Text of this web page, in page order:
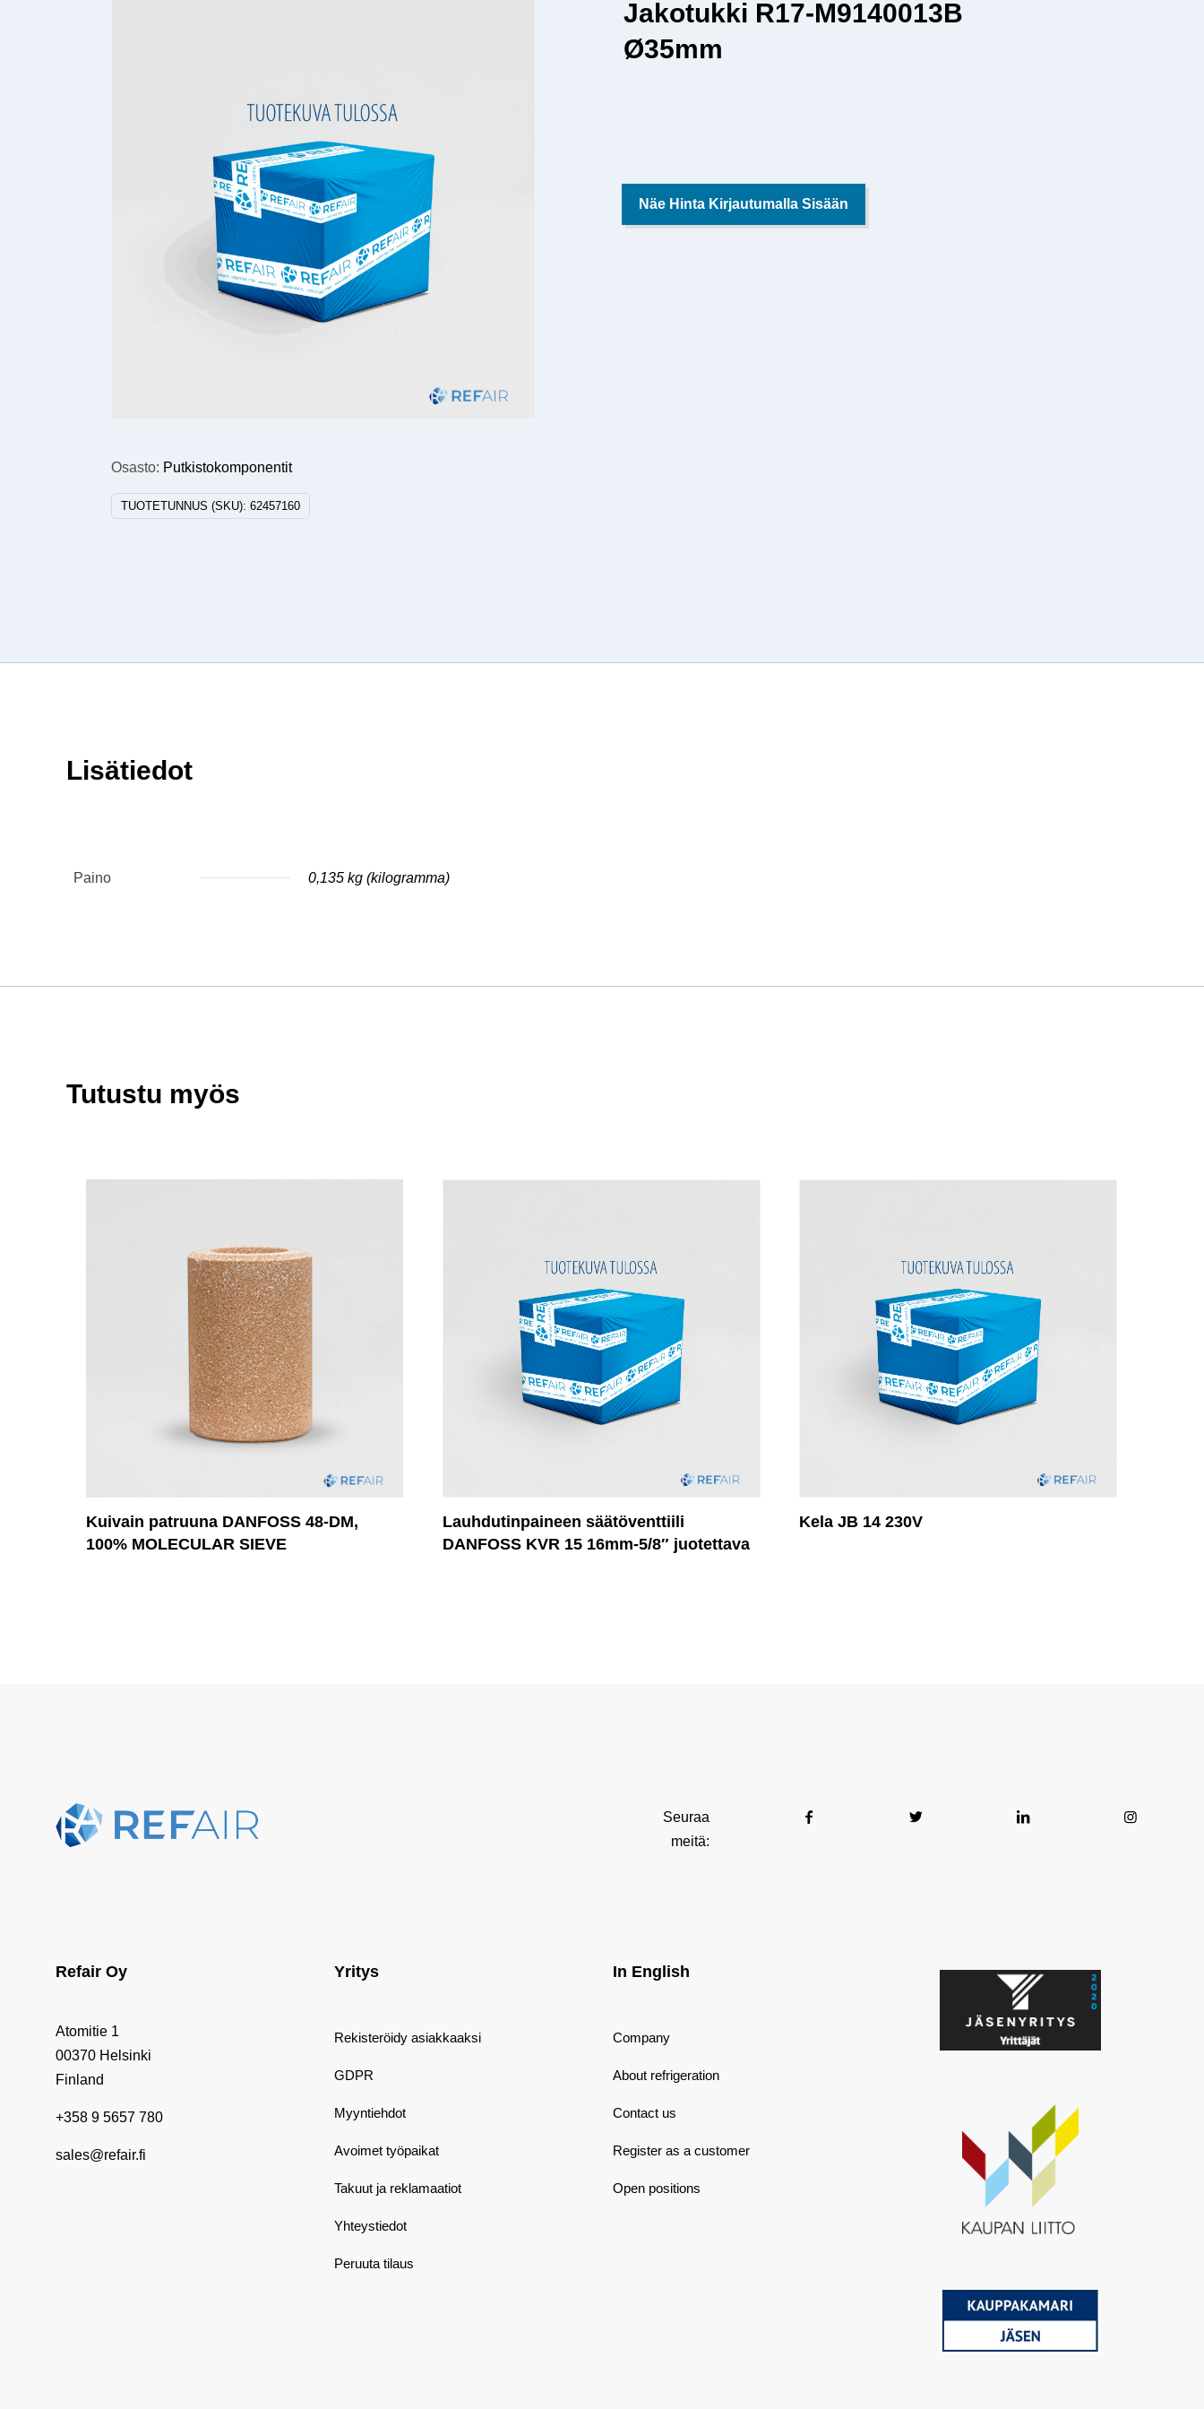
Osasto: Putkistokomponentit
TUOTETUNNUS (SKU):62457160
Jakotukki R17-M9140013B
Ø35mm
Näe Hinta Kirjautumalla Sisään
Lisätiedot
Paino 0,135 kg (kilogramma)
Tutustu myös
Kuivain patruuna DANFOSS 48-DM,
100% MOLECULAR SIEVE
Lauhdutinpaineen säätöventtiili
DANFOSS KVR 15 16mm-5/8″ juotettava
Kela JB 14 230V
Seuraa
meitä:
Refair Oy
Atomitie 1
00370 Helsinki
Finland
+358 9 5657 780
sales@refair.fi
Yritys
Rekisteröidy asiakkaaksi
GDPR
Myyntiehdot
Avoimet työpaikat
Takuut ja reklamaatiot
Yhteystiedot
Peruuta tilaus
In English
Company
About refrigeration
Contact us
Register as a customer
Open positions